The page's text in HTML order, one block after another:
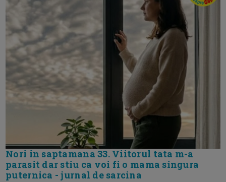
Nori in saptamana 33. Viitorul tata m-a
parasit dar stiu ca voi fi o mama singura
puternica - jurnal de sarcina